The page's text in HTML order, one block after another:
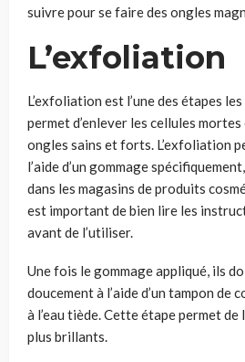
suivre pour se faire des ongles
L’exfoliation
L’exfoliation est l’une des étapes
permet d’enlever les cellules
ongles sains et forts. L’exfoliation
l’aide d’un gommage
dans les magasins de produits
est important de bien lire les
avant de l’utiliser.
Une fois le gommage appliqué, ils
doucement à l’aide d’un tampon de
à l’eau tiède. Cette étape permet
plus brillants.